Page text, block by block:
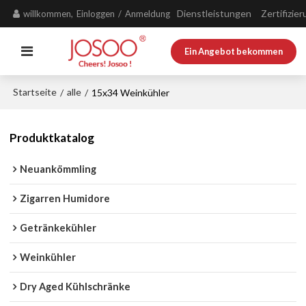
willkommen, Einloggen / Anmeldung Dienstleistungen
Ein Angebot bekommen
Startseite / alle / 15x34 Weinkühler
Produktkatalog
Neuankömmling
Zigarren Humidore
Getränkekühler
Weinkühler
Dry Aged Kühlschränke